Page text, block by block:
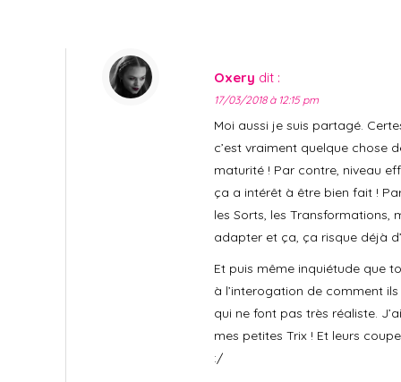
Oxery dit :
17/03/2018 à 12:15 pm
Moi aussi je suis partagé.
c’est vraiment quelque chose
maturité ! Par contre, niveau
ça a intérêt à être bien fait !
les Sorts, les Transformations,
adapter et ça, ça risque déjà
Et puis même inquiétude que
à l’interogation de comment
qui ne font pas très réaliste.
mes petites Trix ! Et leurs
:/